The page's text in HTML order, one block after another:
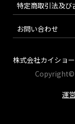
特定商取引法及び
お問い合わせ
株式会社カイショ
Copyright©
運